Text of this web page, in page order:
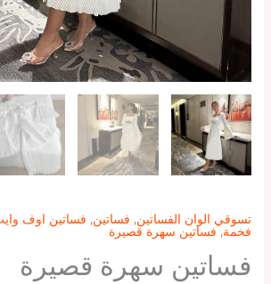
تسوقي الوان الفساتين, فساتين, فساتين اوف
فخمة,فساتين سهرة قصيرة
فساتين سهرة قصيرة